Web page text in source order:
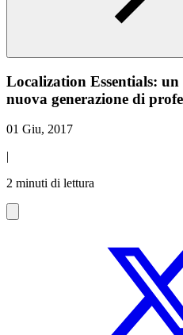
Localization Essentials:
nuova generazione di
01 Giu, 2017
|
2 minuti di lettura